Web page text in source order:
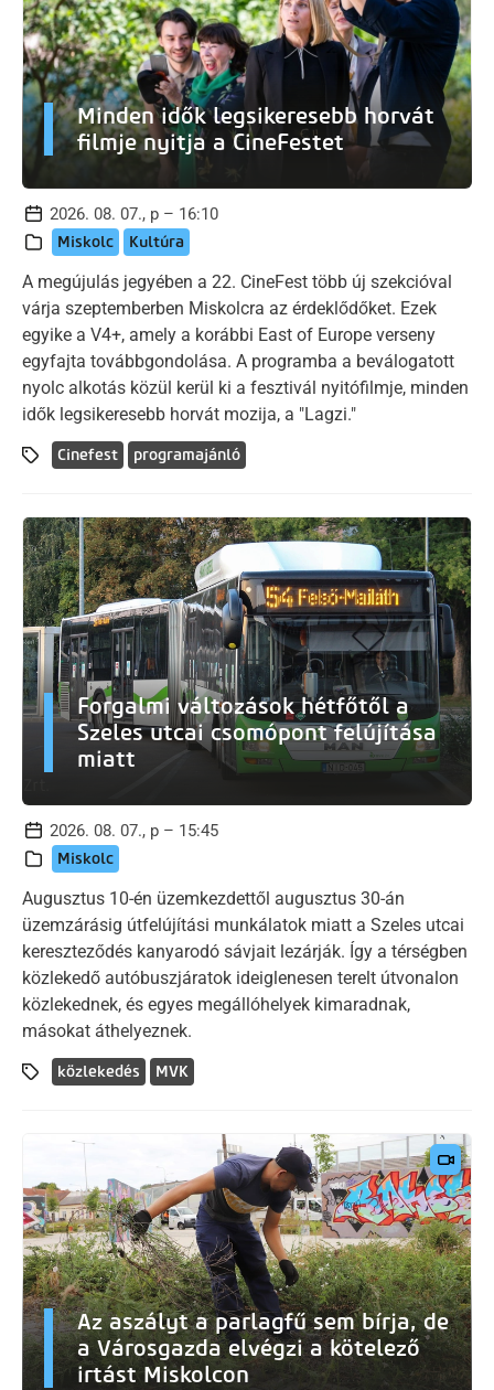
Minden idők legsikeresebb horvát
filmje nyitja a CineFestet
2026. 08. 07., p – 16:10
Miskolc Kultúra
A megújulás jegyében a 22. CineFest több új szekcióval
várja szeptemberben Miskolcra az érdeklődőket. Ezek
egyike a V4+, amely a korábbi East of Europe verseny
egyfajta továbbgondolása. A programba a beválogatott
nyolc alkotás közül kerül ki a fesztivál nyitófilmje, minden
idők legsikeresebb horvát mozija, a "Lagzi."
Cinefest programajánló
Forgalmi változások hétfőtől a
Szeles utcai csomópont felújítása
miatt
2026. 08. 07., p – 15:45
Miskolc
Augusztus 10-én üzemkezdettől augusztus 30-án
üzemzárásig útfelújítási munkálatok miatt a Szeles utcai
kereszteződés kanyarodó sávjait lezárják. Így a térségben
közlekedő autóbuszjáratok ideiglenesen terelt útvonalon
közlekednek, és egyes megállóhelyek kimaradnak,
másokat áthelyeznek.
közlekedés MVK
Az aszályt a parlagfű sem bírja, de
a Városgazda elvégzi a kötelező
irtást Miskolcon